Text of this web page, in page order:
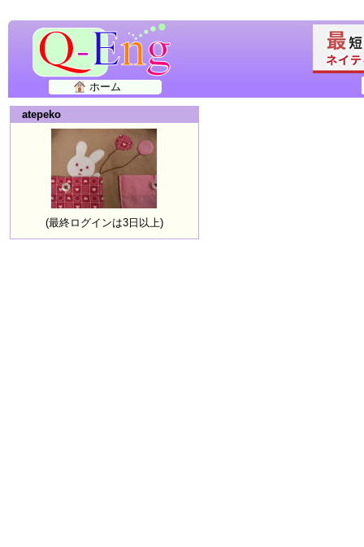
ホーム
atepeko
(最終ログインは3日以上)